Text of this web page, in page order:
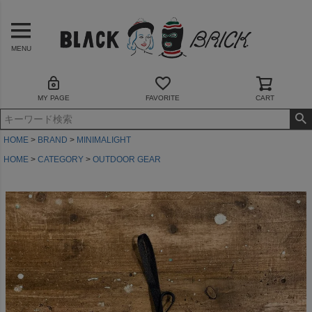
MENU
MY PAGE FAVORITE CART
HOME BRAND
MINIMALIGHT
HOME
CATEGORY OUTDOOR GEAR